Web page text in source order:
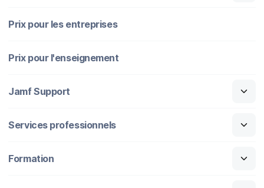
Prix pour les entreprises
Prix pour l'enseignement
Jamf Support
Services professionnels
Formation